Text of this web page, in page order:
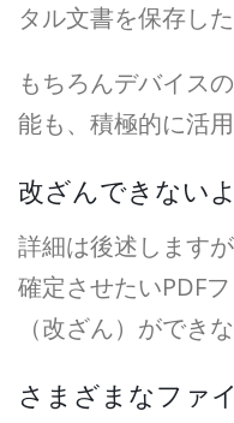
タル文書を保存し
もちろんデバイス
能も、積極的に活
改ざんできない
詳細は後述します
確定させたいPDF
（改ざん）ができ
さまざまなファ